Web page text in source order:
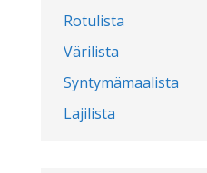
Rotulista
Värilista
Syntymämaalista
Lajilista